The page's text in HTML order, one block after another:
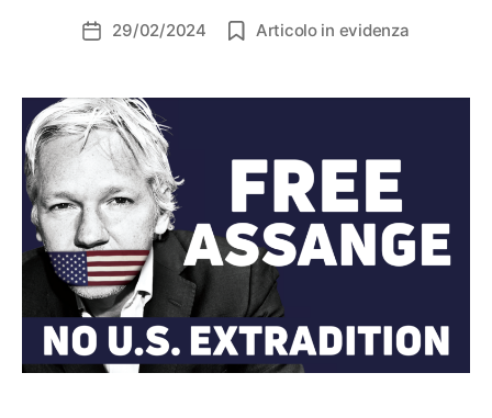
Data29/02/2024 Articolo in evidenza